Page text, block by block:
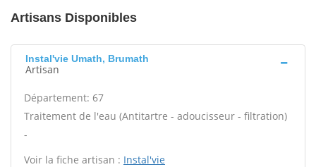
Artisans Disponibles
Instal'vie Umath, Brumath
Artisan
Département: 67
Traitement de l'eau (Antitartre - adoucisseur - filtration)
-
Voir la fiche artisan : Instal'vie